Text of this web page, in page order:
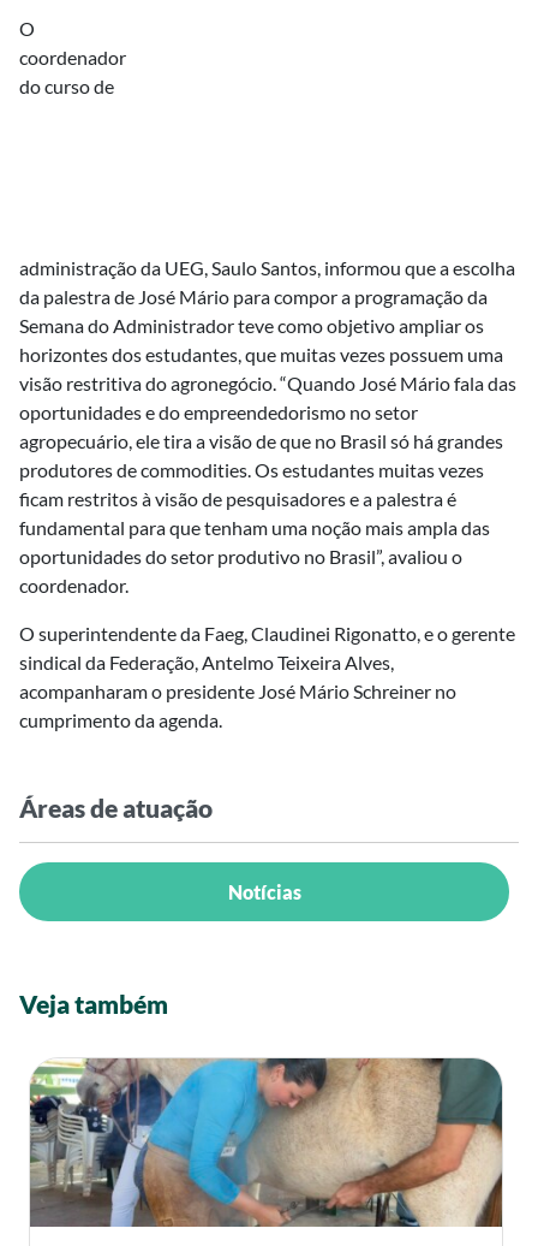
O
coordenador
do curso de
administração da UEG, Saulo Santos, informou que a escolha
da palestra de José Mário para compor a programação da
Semana do Administrador teve como objetivo ampliar os
horizontes dos estudantes, que muitas vezes possuem uma
visão restritiva do agronegócio. “Quando José Mário fala das
oportunidades e do empreendedorismo no setor
agropecuário, ele tira a visão de que no Brasil só há grandes
produtores de commodities. Os estudantes muitas vezes
ficam restritos à visão de pesquisadores e a palestra é
fundamental para que tenham uma noção mais ampla das
oportunidades do setor produtivo no Brasil”, avaliou o
coordenador.
O superintendente da Faeg, Claudinei Rigonatto, e o gerente
sindical da Federação, Antelmo Teixeira Alves,
acompanharam o presidente José Mário Schreiner no
cumprimento da agenda.
Áreas de atuação
Notícias
Veja também